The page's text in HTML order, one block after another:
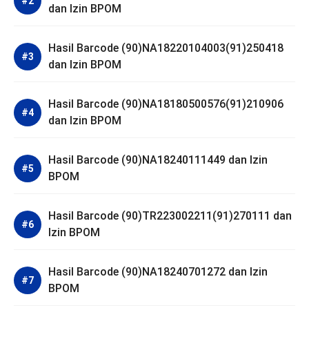
dan Izin BPOM
Hasil Barcode (90)NA18220104003(91)250418
dan Izin BPOM
Hasil Barcode (90)NA18180500576(91)210906
dan Izin BPOM
Hasil Barcode (90)NA18240111449 dan Izin
BPOM
Hasil Barcode (90)TR223002211(91)270111 dan
Izin BPOM
Hasil Barcode (90)NA18240701272 dan Izin
BPOM